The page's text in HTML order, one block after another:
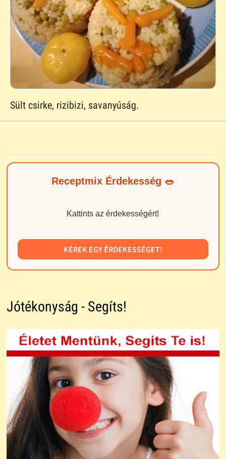
Sült csirke, rizibizi, savanyúság.
Receptmix Érdekesség 🥗
Kattints az érdekességért!
KÉREK EGY ÉRDEKESSÉGET!
Jótékonyság - Segíts!